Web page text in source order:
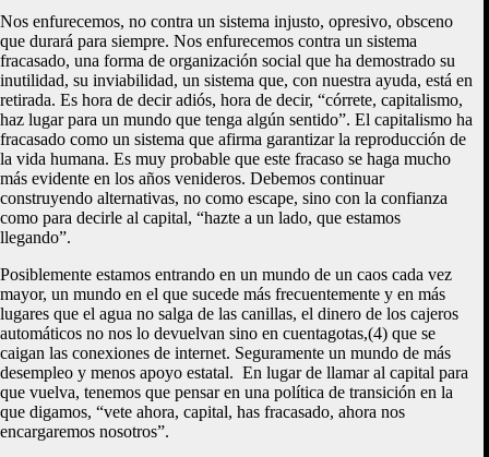
Nos enfurecemos, no contra un sistema injusto, opresivo, obsceno
que durará para siempre. Nos enfurecemos contra un sistema
fracasado, una forma de organización social que ha demostrado su
inutilidad, su inviabilidad, un sistema que, con nuestra ayuda, está en
retirada. Es hora de decir adiós, hora de decir, “córrete, capitalismo,
haz lugar para un mundo que tenga algún sentido”. El capitalismo ha
fracasado como un sistema que afirma garantizar la reproducción de
la vida humana. Es muy probable que este fracaso se haga mucho
más evidente en los años venideros. Debemos continuar
construyendo alternativas, no como escape, sino con la confianza
como para decirle al capital, “hazte a un lado, que estamos
llegando”.
Posiblemente estamos entrando en un mundo de un caos cada vez
mayor, un mundo en el que sucede más frecuentemente y en más
lugares que el agua no salga de las canillas, el dinero de los cajeros
automáticos no nos lo devuelvan sino en cuentagotas,(4) que se
caigan las conexiones de internet. Seguramente un mundo de más
desempleo y menos apoyo estatal. En lugar de llamar al capital para
que vuelva, tenemos que pensar en una política de transición en la
que digamos, “vete ahora, capital, has fracasado, ahora nos
encargaremos nosotros”.